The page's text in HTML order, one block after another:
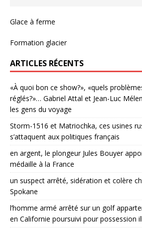
Glace à ferme
Formation glacier
ARTICLES RÉCENTS
«À quoi bon ce show?», «quels
réglés?»… Gabriel Attal et Jean-Luc
les gens du voyage
Storm-1516 et Matriochka, ces usines
s’attaquent aux politiques français
en argent, le plongeur Jules Bouyer
médaille à la France
un suspect arrêté, sidération et colère
Spokane
l’homme armé arrêté sur un golf
en Californie poursuivi pour possession